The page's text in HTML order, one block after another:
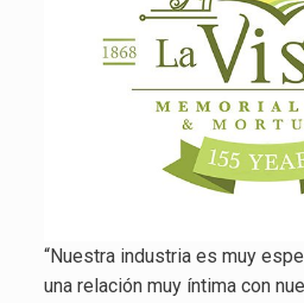
“Nuestra industria es muy
una relación muy íntima con